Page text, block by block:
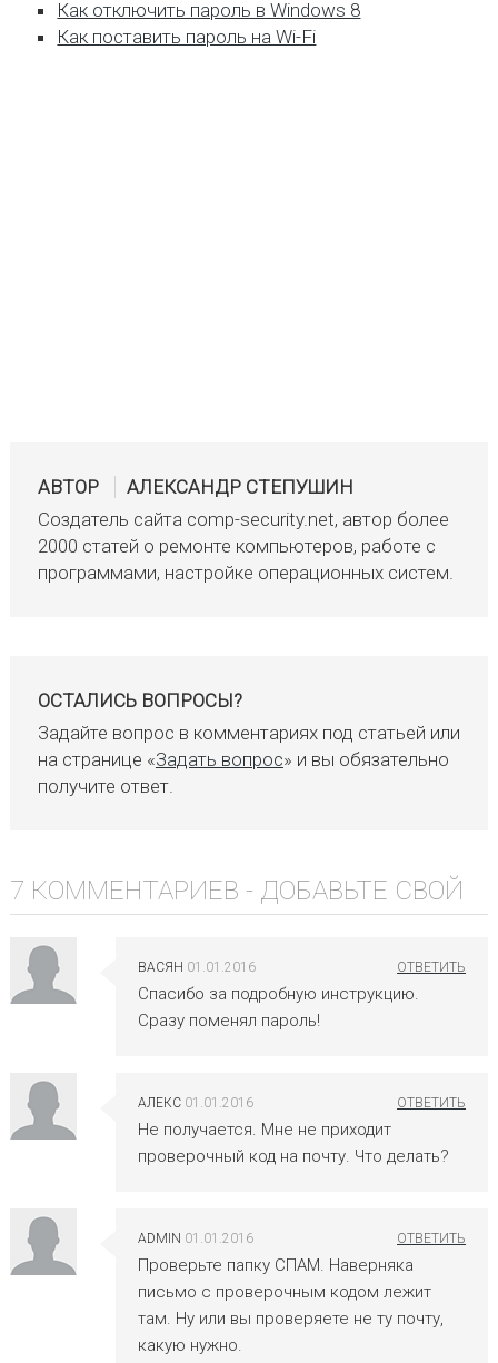
Как отключить пароль в Windows 8
Как поставить пароль на Wi-Fi
АВТОР
АЛЕКСАНДР СТЕПУШИН
Создатель сайта comp-security.net, автор более
2000 статей о ремонте компьютеров, работе с
программами, настройке операционных систем.
ОСТАЛИСЬ ВОПРОСЫ?
Задайте вопрос в комментариях под статьей или
на странице «Задать вопрос» и вы обязательно
получите ответ.
7 КОММЕНТАРИЕВ - ДОБАВЬТЕ СВОЙ
ВАСЯН 01.01.2016
Спасибо за подробную инструкцию.
Сразу поменял пароль!
АЛЕКС 01.01.2016
Не получается. Мне не приходит
проверочный код на почту. Что делать?
ADMIN 01.01.2016
Проверьте папку СПАМ. Наверняка
письмо с проверочным кодом лежит
там. Ну или вы проверяете не ту почту,
какую нужно.